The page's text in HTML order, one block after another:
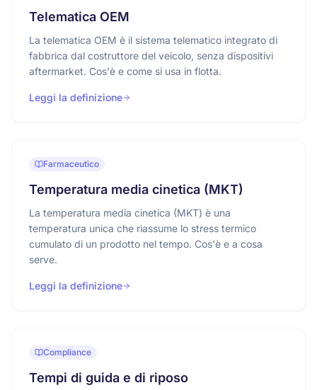
Telematica OEM
La telematica OEM è il sistema telematico integrato di
fabbrica dal costruttore del veicolo, senza dispositivi
aftermarket. Cos'è e come si usa in flotta.
Leggi la definizione
Farmaceutico
Temperatura media cinetica (MKT)
La temperatura media cinetica (MKT) è una
temperatura unica che riassume lo stress termico
cumulato di un prodotto nel tempo. Cos'è e a cosa
serve.
Leggi la definizione
Compliance
Tempi di guida e di riposo